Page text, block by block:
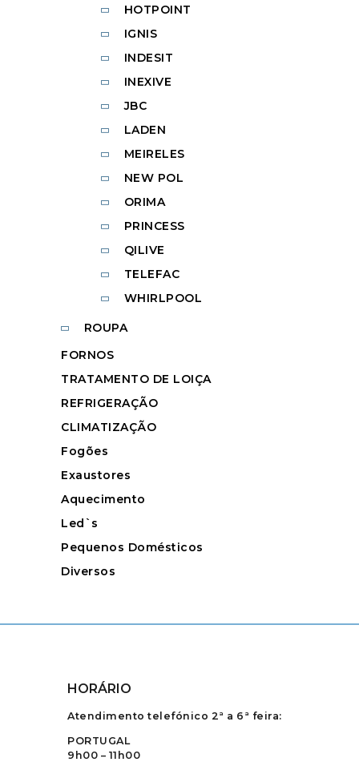
HOTPOINT
IGNIS
INDESIT
INEXIVE
JBC
LADEN
MEIRELES
NEW POL
ORIMA
PRINCESS
QILIVE
TELEFAC
WHIRLPOOL
ROUPA
FORNOS
TRATAMENTO DE LOIÇA
REFRIGERAÇÃO
CLIMATIZAÇÃO
Fogões
Exaustores
Aquecimento
Led`s
Pequenos Domésticos
Diversos
HORÁRIO
Atendimento telefónico 2ª a 6ª feira:
PORTUGAL
9h00 – 11h00